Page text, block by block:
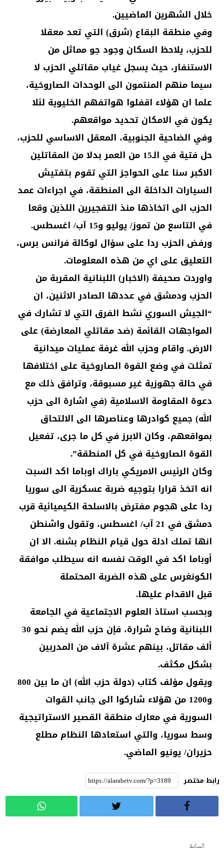
خلال الشهرين الماضيين.
وفي منطقة البقاع (شرق) التي تعد معقلا
للحزب، يلاحظ السكان وجود جو مماثل من
الاستنفار، حيث يسجل غياب مقاتلي الحزب لا
سيما منهم المنتمون الى الوحدات الصاروخية،
علما ان هؤلاء اقفلوا هواتفهم الخليوية لئلا
يكون في الامكان تحديد مواقعهم.
وفي الضاحية الجنوبية، المعقل الاساسي للحزب،
حل فتية في الـ15 من العمر بدلا من المقاتلين
الاكبر سنا على الحواجز التي تقوم بتفتيش
السيارات الداخلة الى المنطقة، في اجراءات عمد
الحزب الى اتخاذها منذ التفجيرين اللذين وقعا
في التاسع من تموز/ يوليو و15 آب/ اغسطس.
ورفض الحزب ردا على سؤال لوكالة فرانس برس،
التعليق على اي من هذه المعلومات.
واوردت صحيفة (الاخبار) اللبنانية المقربة من
الحزب ودمشق في عددها الصادر الاثنين، ان
“الجيش السوري نشط الفرق التي لا تشارك في
المواجهات القائمة (ضد مقاتلي المعارضة) على
الارض. واقام وحزب الله غرفة عمليات ميدانية
تمثلت في وضع القوة الصاروخية على اختلافها
في حالة جهوزية غير مسبوقة، وترافق ذلك مع
دعوة المقاومة الاسلامية (في اشارة الى حزب
الله) جميع كوادرها وعناصرها الى الالتحاق
بمواقعهم، وكان الابرز في كل ما جرى، تفعيل
القوة الصاروخية في كل المنطقة”.
وكان الرئيس الامريكي باراك اوباما اكد السبت
انه اتخذ قرارا بتوجيه ضربة عسكرية الى سوريا
ردا على هجوم مفترض بالاسلحة الكيميائية قرب
دمشق في 21 آب/ اغسطس، وتقول واشنطن
انها تملك ادلة حول قيام النظام بشنه. الا ان
أوباما اكد في الوقت نفسه انه سيطلب موافقة
الكونغرس على هذه الضربة المحتملة
قبل الاقدام عليها.
وبحسب استاذ العلوم الاجتماعية في الجامعة
اللبنانية وضاح شرارة، فإن حزب الله يضم نحو 30
ألف مقاتل، بينهم عشرة آلاف من المدربين
بشكل مكثف.
ويقول مؤلف كتاب (دولة حزب الله) ان ما بين 800
و1200 من هؤلاء شاركوا الى جانب القوات
السورية في معارك منطقة القصير الاستراتيجية
وسط سوريا، والتي استعادها النظام مطلع
حزيران/ يونيو الماضي.
رابط مختصر